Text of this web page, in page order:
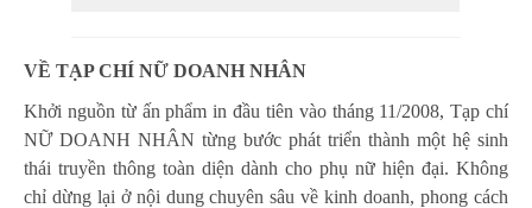
VỀ TẠP CHÍ NỮ DOANH NHÂN
Khởi nguồn từ ấn phẩm in đầu tiên vào tháng 11/2008, Tạp chí
NỮ DOANH NHÂN từng bước phát triển thành một hệ sinh
thái truyền thông toàn diện dành cho phụ nữ hiện đại. Không
chỉ dừng lại ở nội dung chuyên sâu về kinh doanh, phong cách